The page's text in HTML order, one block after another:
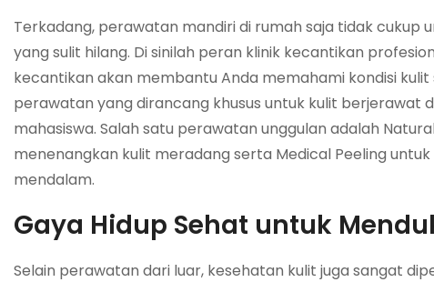
Terkadang, perawatan mandiri di rumah saja tidak
yang sulit hilang. Di sinilah peran klinik kecantikan
kecantikan akan membantu Anda memahami kondisi
perawatan yang dirancang khusus untuk kulit berjerawat
mahasiswa. Salah satu perawatan unggulan adalah
menenangkan kulit meradang serta Medical Peeling
mendalam.
Gaya Hidup Sehat untuk
Selain perawatan dari luar, kesehatan kulit juga sangat